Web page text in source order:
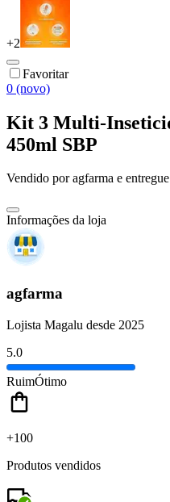
+2
Favoritar
0 (novo)
Kit 3 Multi-
450ml SBP
Vendido poragfarma e
Informações da loja
agfarma
Lojista Magalu desde 2025
5.0
RuimÓtimo
+100
Produtos vendidos